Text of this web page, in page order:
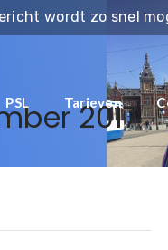
wordt zo snel
PSL Tarieven
2017